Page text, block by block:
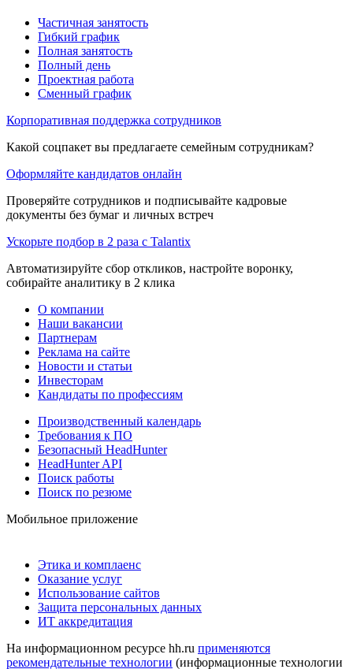
Частичная занятость
Гибкий график
Полная занятость
Полный день
Проектная работа
Сменный график
Корпоративная поддержка сотрудников
Какой соцпакет вы предлагаете семейным сотрудникам?
Оформляйте кандидатов онлайн
Проверяйте сотрудников и подписывайте кадровые
документы без бумаг и личных встреч
Ускорьте подбор в 2 раза с Talantix
Автоматизируйте сбор откликов, настройте воронку,
собирайте аналитику в 2 клика
О компании
Наши вакансии
Партнерам
Реклама на сайте
Новости и статьи
Инвесторам
Кандидаты по профессиям
Производственный календарь
Требования к ПО
Безопасный HeadHunter
HeadHunter API
Поиск работы
Поиск по резюме
Мобильное приложение
Этика и комплаенс
Оказание услуг
Использование сайтов
Защита персональных данных
ИТ аккредитация
На информационном ресурсе hh.ru применяются
рекомендательные технологии (информационные технологии